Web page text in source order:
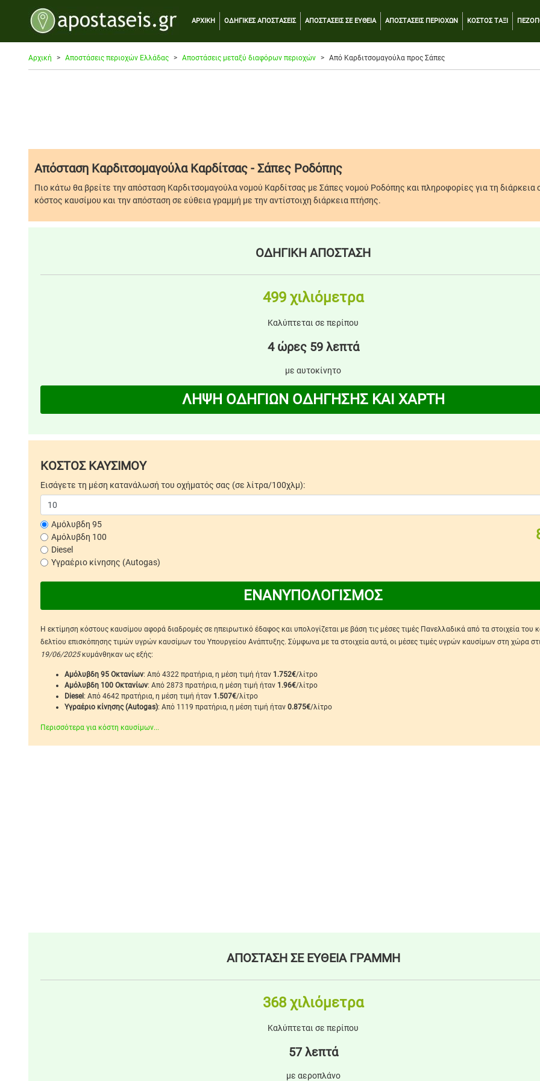
ΑΡΧΙΚΗ ΟΔΗΓΙΚΕΣ ΑΠΟΣΤΑΣΕΙΣ ΑΠΟΣΤΑΣΕΙΣ ΣΕ ΕΥΘΕΙΑ ΑΠΟΣΤΑΣΕΙΣ ΠΕΡΙΟΧΩΝ ΚΟΣΤΟΣ ΤΑΞΙ
Αρχική Αποστάσεις περιοχών Ελλάδας Αποστάσεις μεταξύ διαφόρων περιοχών Από Καρδιτσομαγούλα προς Σάπες
Απόσταση Καρδιτσομαγούλα Καρδίτσας - Σάπες Ροδόπης
Πιο κάτω θα βρείτε την απόσταση Καρδιτσομαγούλα νομού Καρδίτσας με Σάπες νομού Ροδόπης και πληροφορίες για τη διάρκεια
κόστος καυσίμου και την απόσταση σε εύθεια γραμμή με την αντίστοιχη διάρκεια πτήσης.
ΟΔΗΓΙΚΗ ΑΠΟΣΤΑΣΗ
499 χιλιόμετρα
Καλύπτεται σε περίπου
4 ώρες 59 λεπτά
με αυτοκίνητο
ΛΗΨΗ ΟΔΗΓΙΩΝ ΟΔΗΓΗΣΗΣ ΚΑΙ ΧΑΡΤΗ
ΚΟΣΤΟΣ ΚΑΥΣΙΜΟΥ
Εισάγετε τη μέση κατανάλωσή του οχήματός σας (σε λίτρα/100χλμ):
Αμόλυβδη 95
Αμόλυβδη 100
Diesel
Υγραέριο κίνησης (Autogas)
ΕΝΑΝΥΠΟΛΟΓΙΣΜΟΣ
Η εκτίμηση κόστους καυσίμου αφορά διαδρομές σε ηπειρωτικό έδαφος και υπολογίζεται με βάση τις μέσες τιμές Πανελλαδικά από τα στοιχεία του
δελτίου επισκόπησης τιμών υγρών καυσίμων του Υπουργείου Ανάπτυξης. Σύμφωνα με τα στοιχεία αυτά, οι μέσες τιμές υγρών καυσίμων στη χώρα
19/06/2025κυμάνθηκαν ως εξής:
Αμόλυβδη 95 Οκτανίων: Από 4322 πρατήρια, η μέση τιμή ήταν 1.752€/λίτρο
Αμόλυβδη 100 Οκτανίων: Από 2873 πρατήρια, η μέση τιμή ήταν 1.96€/λίτρο
Diesel: Από 4642 πρατήρια, η μέση τιμή ήταν 1.507€/λίτρο
Υγραέριο κίνησης (Autogas): Από 1119 πρατήρια, η μέση τιμή ήταν 0.875€/λίτρο
Περισσότερα για κόστη καυσίμων...
ΑΠΟΣΤΑΣΗ ΣΕ ΕΥΘΕΙΑ ΓΡΑΜΜΗ
368 χιλιόμετρα
Καλύπτεται σε περίπου
57 λεπτά
με αεροπλάνο